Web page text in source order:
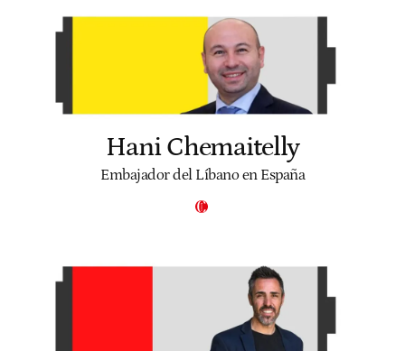
Hani Chemaitelly
Embajador del Líbano en España